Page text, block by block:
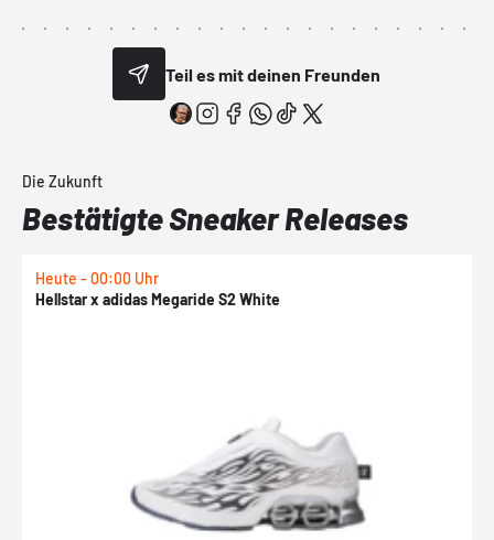
Teil es mit deinen Freunden
Die Zukunft
Bestätigte Sneaker Releases
Heute - 00:00 Uhr
Hellstar x adidas Megaride S2 White